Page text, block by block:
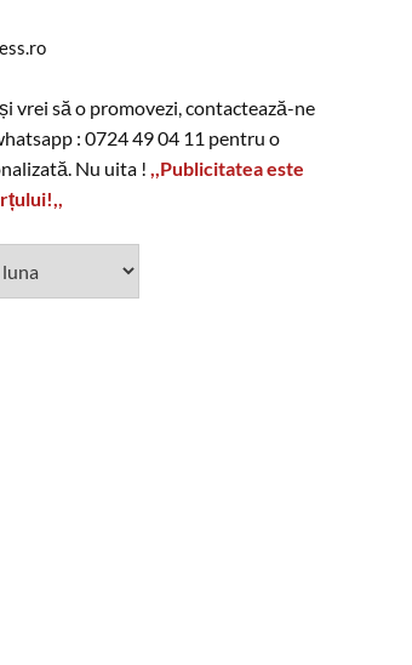
vrei să o promovezi, contactează-ne
: 0724 49 04 11 pentru o
Nu uita ! ,,Publicitatea este